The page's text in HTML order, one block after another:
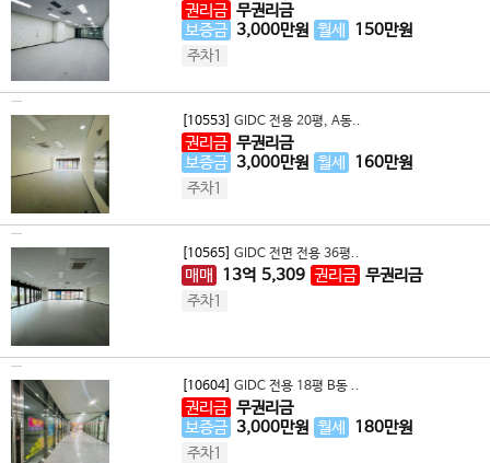
권리금 무권리금
보증금 3,000만원 월세 150만원
주차1
[10553] GIDC 전용 20평, A동..
권리금 무권리금
보증금 3,000만원 월세 160만원
주차1
[10565] GIDC 전면 전용 36평..
매매 13억 5,309 권리금 무권리금
주차1
[10604] GIDC 전용 18평 B동 ..
권리금 무권리금
보증금 3,000만원 월세 180만원
주차1